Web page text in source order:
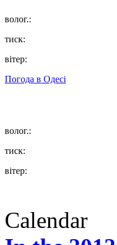
волог.:
тиск:
вітер:
Погода в Одесі
волог.:
тиск:
вітер:
Calendar